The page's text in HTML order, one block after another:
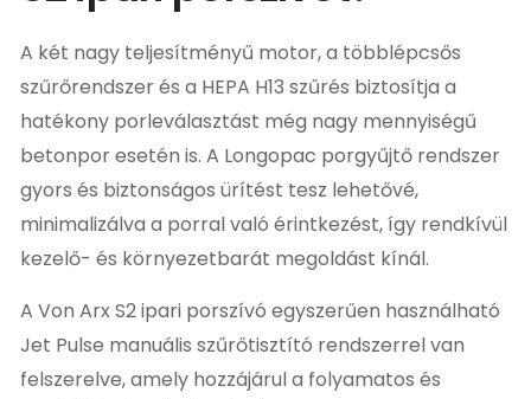
A két nagy teljesítményű motor, a többlépcsős
szűrőrendszer és a HEPA H13 szűrés biztosítja a
hatékony porleválasztást még nagy mennyiségű
betonpor esetén is. A Longopac porgyűjtő rendszer
gyors és biztonságos ürítést tesz lehetővé,
minimalizálva a porral való érintkezést, így rendkívül
kezelő- és környezetbarát megoldást kínál.
A Von Arx S2 ipari porszívó egyszerűen használható
Jet Pulse manuális szűrőtisztító rendszerrel van
felszerelve, amely hozzájárul a folyamatos és